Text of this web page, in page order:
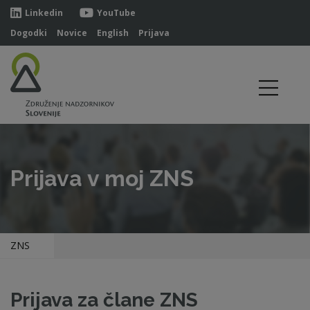
Linkedin
YouTube
Dogodki
Novice English Prijava
Prijava v moj ZNS
ZNS
Prijava za člane ZNS